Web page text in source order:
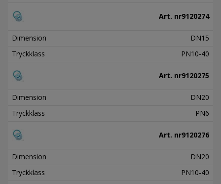
Art. nr9120274
Dimension
DN15
Tryckklass
PN10-40
Art. nr9120275
Dimension
DN20
Tryckklass
PN6
Art. nr9120276
Dimension
DN20
Tryckklass
PN10-40